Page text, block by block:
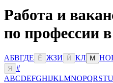
Работа и
по профессии
АБВГДЕ Ё ЖЗИ Й КЛ М НО
Я
#
ABCDEFGHIJKLMNOPQRSTU